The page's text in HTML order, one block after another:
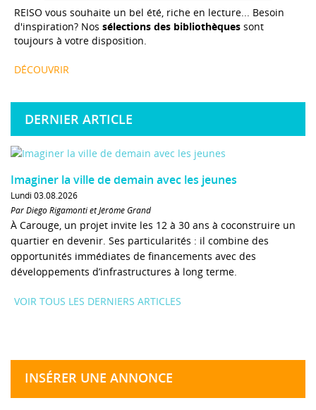
REISO vous souhaite un bel été, riche en lecture... Besoin
d'inspiration? Nos sélections des bibliothèques sont
toujours à votre disposition.
DÉCOUVRIR
DERNIER ARTICLE
Imaginer la ville de demain avec les jeunes
Lundi 03.08.2026
Par Diego Rigamonti et Jérôme Grand
À Carouge, un projet invite les 12 à 30 ans à coconstruire un
quartier en devenir. Ses particularités : il combine des
opportunités immédiates de financements avec des
développements d’infrastructures à long terme.
VOIR TOUS LES DERNIERS ARTICLES
INSÉRER UNE ANNONCE